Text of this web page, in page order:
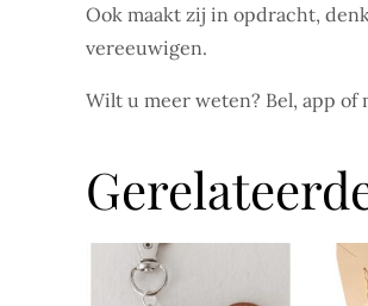
Ook maakt zij in opdracht,
vereeuwigen.
Wilt u meer weten? Bel, app of